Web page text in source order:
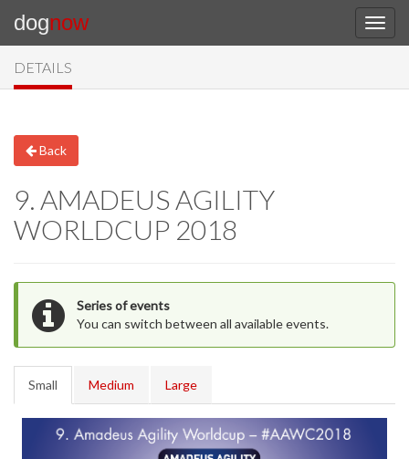
dognow
DETAILS
Back
9. AMADEUS AGILITY
WORLDCUP 2018
Series of events
You can switch between all available events.
Small Medium Large